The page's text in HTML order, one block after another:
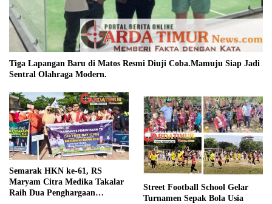
Tiga Lapangan Baru di Matos Resmi Diuji Coba.Mamuju Siap Jadi
Sentral Olahraga Modern.
Semarak HKN ke-61, RS
Maryam Citra Medika Takalar
Raih Dua Penghargaan
Street Football School Gelar
Turnamen Sepak Bola Usia